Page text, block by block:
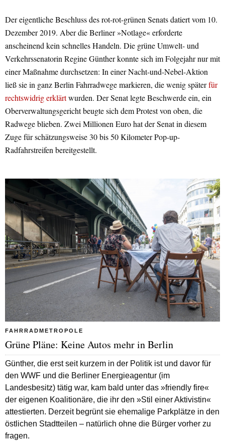
Der eigentliche Beschluss des rot-rot-grünen Senats datiert vom 10.
Dezember 2019. Aber die Berliner »Notlage« erforderte
anscheinend kein schnelles Handeln. Die grüne Umwelt- und
Verkehrssenatorin Regine Günther konnte sich im Folgejahr nur mit
einer Maßnahme durchsetzen: In einer Nacht-und-Nebel-Aktion
ließ sie in ganz Berlin Fahrradwege markieren, die wenig späterfür
rechtswidrig erklärtwurden. Der Senat legte Beschwerde ein, ein
Oberverwaltungsgericht beugte sich dem Protest von oben, die
Radwege blieben. Zwei Millionen Euro hat der Senat in diesem
Zuge für schätzungsweise 30 bis 50 Kilometer Pop-up-
Radfahrstreifen bereitgestellt.
FAHRRADMETROPOLE
Grüne Pläne: Keine Autos mehr in Berlin
Günther, die erst seit kurzem in der Politik ist und davor für
den WWF und die Berliner Energieagentur (im
Landesbesitz) tätig war, kam bald unter das »friendly fire«
der eigenen Koalitionäre, die ihr den »Stil einer Aktivistin«
attestierten. Derzeit begrünt sie ehemalige Parkplätze in den
östlichen Stadtteilen – natürlich ohne die Bürger vorher zu
fragen.